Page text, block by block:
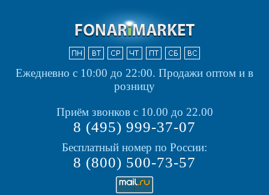
Ежедневно с 10:00 до 22:00. Продажи оптом и в
розницу
Приём звонков с 10.00 до 22.00
8 (495) 999-37-07
Бесплатный номер по России:
8 (800) 500-73-57